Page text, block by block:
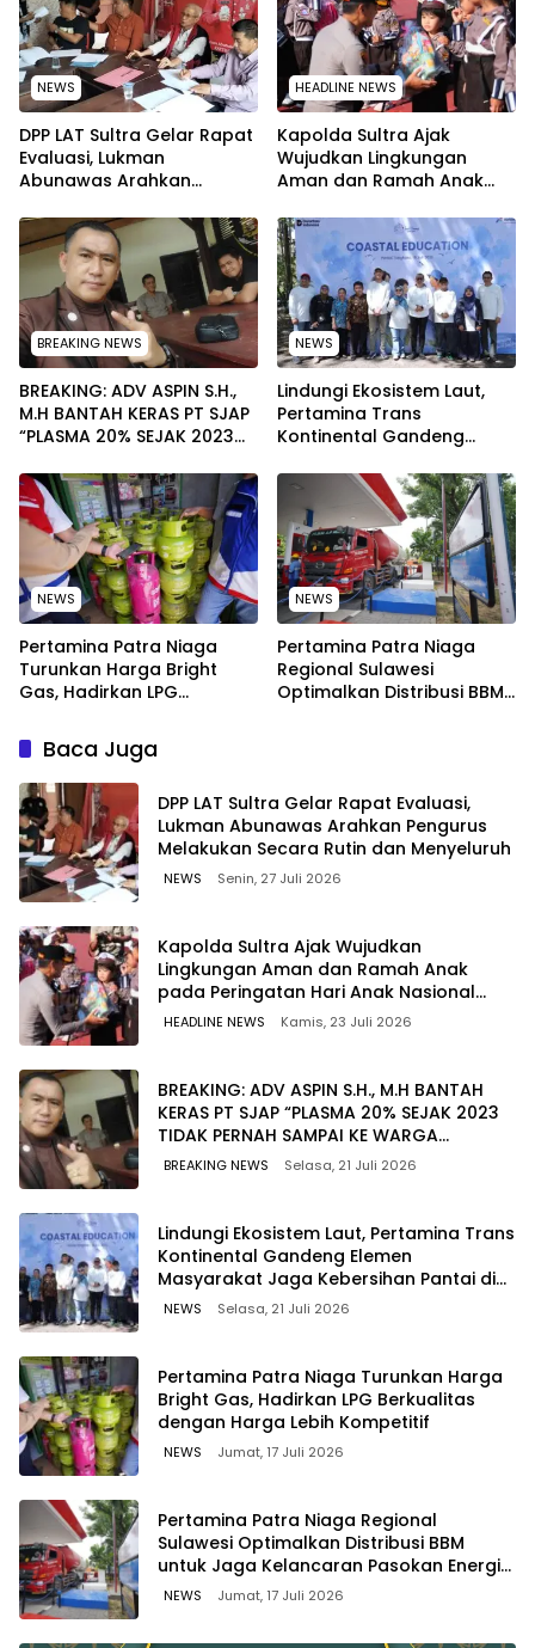
NEWS
‎DPP LAT Sultra Gelar Rapat
Evaluasi, Lukman
Abunawas Arahkan
Secara Rutin dan
Menyeluruh
HEADLINE NEWS
Kapolda Sultra Ajak
Wujudkan Lingkungan
Aman dan Ramah Anak
Nasional 2026
BREAKING NEWS
BREAKING: ADV ASPIN S.H.,
M.H BANTAH KERAS PT SJAP
“PLASMA 20% SEJAK 2023
WARGA WAWOONE!
NEWS
Lindungi Ekosistem Laut,
Pertamina Trans
Kontinental Gandeng
Kebersihan Pantai di
Bitung, Sulawesi
NEWS
Pertamina Patra Niaga
Turunkan Harga Bright
Gas, Hadirkan LPG
Lebih Kompetitif
NEWS
Pertamina Patra Niaga
Regional Sulawesi
Optimalkan Distribusi BBM
Baca Juga
‎DPP LAT Sultra Gelar Rapat Evaluasi,
Lukman Abunawas Arahkan Pengurus
Melakukan Secara Rutin dan Menyeluruh
NEWS Senin, 27 Juli 2026
Kapolda Sultra Ajak Wujudkan
Lingkungan Aman dan Ramah Anak
pada Peringatan Hari Anak Nasional
2026
HEADLINE NEWS Kamis, 23 Juli 2026
BREAKING: ADV ASPIN S.H., M.H BANTAH
KERAS PT SJAP “PLASMA 20% SEJAK 2023
TIDAK PERNAH SAMPAI KE WARGA
WAWOONE!
BREAKING NEWS Selasa, 21 Juli 2026
Lindungi Ekosistem Laut, Pertamina Trans
Kontinental Gandeng Elemen
Masyarakat Jaga Kebersihan Pantai di
Bitung, Sulawesi
NEWS Selasa, 21 Juli 2026
Pertamina Patra Niaga Turunkan Harga
Bright Gas, Hadirkan LPG Berkualitas
dengan Harga Lebih Kompetitif
NEWS Jumat, 17 Juli 2026
Pertamina Patra Niaga Regional
Sulawesi Optimalkan Distribusi BBM
untuk Jaga Kelancaran Pasokan Energi
di Seluruh Wilayah Sulawesi
NEWS Jumat, 17 Juli 2026